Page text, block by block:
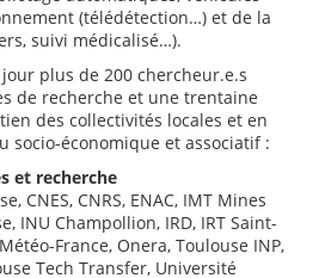
(télédétection…) et de la
suivi médicalisé…).
plus de 200 chercheur.e.s
de recherche et une trentaine
des collectivités locales et en
socio-économique et associatif :
et recherche
CNES, CNRS, ENAC, IMT Mines
INU Champollion, IRD, IRT Saint-
Météo-France, Onera, Toulouse INP,
Tech Transfer, Université